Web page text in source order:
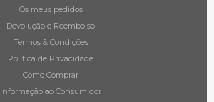
Os meus pedidos
Devolução e Reembolso
Termos & Condições
Política de Privacidade
Como Comprar
Informação ao Consumidor